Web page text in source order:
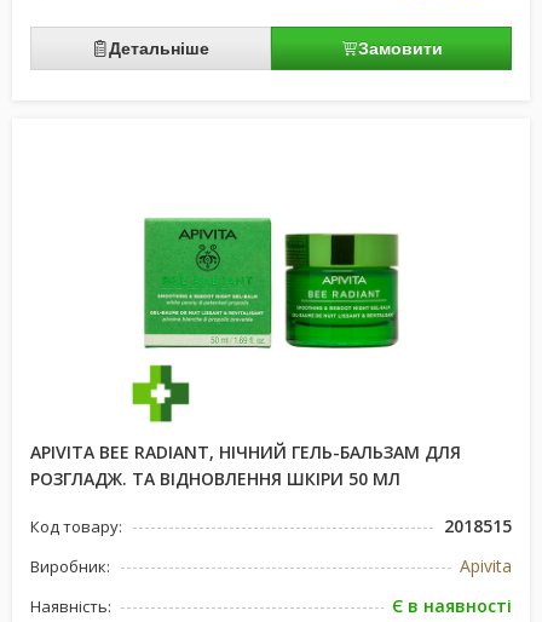
Детальніше Замовити
APIVITA BEE RADIANT, НІЧНИЙ ГЕЛЬ-БАЛЬЗАМ ДЛЯ
РОЗГЛАДЖ. ТА ВІДНОВЛЕННЯ ШКІРИ 50 МЛ
Код товару: 2018515
Виробник: Apivita
Наявність: Є в наявності